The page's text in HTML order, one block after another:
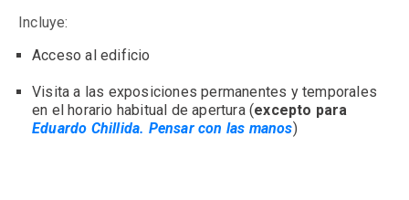
Incluye:
Acceso al edificio
Visita a las exposiciones permanentes y temporales
en el horario habitual de apertura (
Eduardo Chillida. Pensar con las manos)